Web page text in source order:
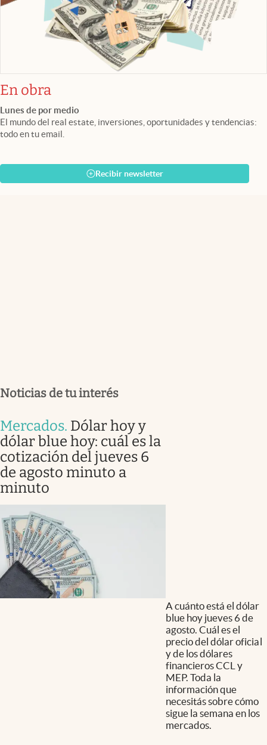
En obra
Lunes de por medio
El mundo del real estate, inversiones, oportunidades y tendencias:
todo en tu email.
Recibir newsletter
Noticias de tu interés
Mercados. Dólar hoy y
dólar blue hoy: cuál es la
cotización del jueves 6
de agosto minuto a
minuto
A cuánto está el dólar
blue hoy jueves 6 de
agosto. Cuál es el
precio del dólar oficial
y de los dólares
financieros CCL y
MEP. Toda la
información que
necesitás sobre cómo
sigue la semana en los
mercados.